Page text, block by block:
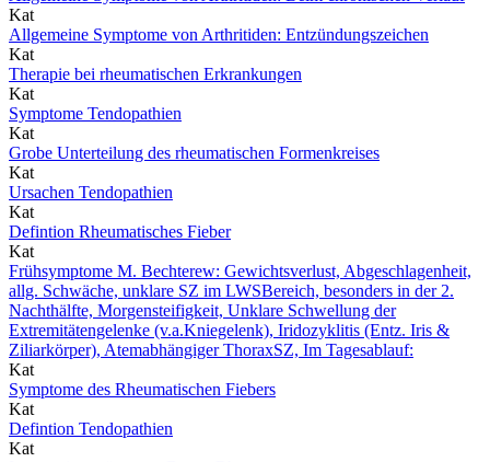
Kat
Allgemeine Symptome von Arthritiden: Entzündungszeichen
Kat
Therapie bei rheumatischen Erkrankungen
Kat
Symptome Tendopathien
Kat
Grobe Unterteilung des rheumatischen Formenkreises
Kat
Ursachen Tendopathien
Kat
Defintion Rheumatisches Fieber
Kat
Frühsymptome M. Bechterew: Gewichtsverlust, Abgeschlagenheit,
allg. Schwäche, unklare SZ im LWSBereich, besonders in der 2.
Nachthälfte, Morgensteifigkeit, Unklare Schwellung der
Extremitätengelenke (v.a.Kniegelenk), Iridozyklitis (Entz. Iris &
Ziliarkörper), Atemabhängiger ThoraxSZ, Im Tagesablauf:
Kat
Symptome des Rheumatischen Fiebers
Kat
Defintion Tendopathien
Kat